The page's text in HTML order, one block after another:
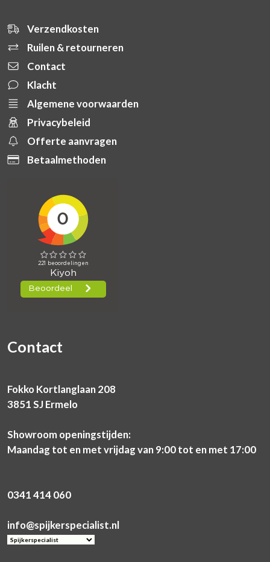
Verzendkosten
Ruilen & retourneren
Contact
Klacht
Algemene voorwaarden
Privacybeleid
Offerte aanvragen
Betaalmethoden
Contact
Fokko Kortlanglaan 208
3851 SJ Ermelo
Showroom openingstijden:
Maandag tot en met vrijdag van 9:00 tot en met 17:00
0341 414 060
info@spijkerspecialist.nl